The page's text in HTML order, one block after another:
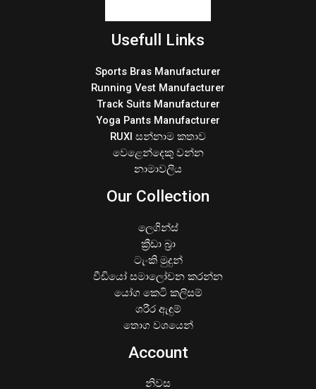
Usefull Links
Sports Bras Manufacturer
Running Vest Manufacturer
Track Suits Manufacturer
Yoga Pants Manufacturer
RUXI සන්නාම කතාව
වෙළෙන්දෙකු වන්න
නාමාවලිය
Our Collection
ලෙගින්ස්
ක්‍රීඩා බ්‍රා
ටැංකි මුදුන්
වීඩියෝ සමාලෝචන කරන්න
යෝග කෙටි කලිසම්
ශරීර ඇඳුම්
තොග වශයෙන්
Account
නිවස